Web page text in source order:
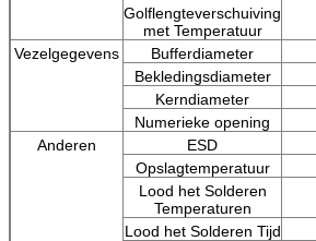
Golflengteverschuiving
met Temperatuur
Vezelgegevens Bufferdiameter
Bekledingsdiameter
Kerndiameter
Numerieke opening
Anderen
ESD
Opslagtemperatuur
Lood het Solderen
Temperaturen
Lood het Solderen Tijd